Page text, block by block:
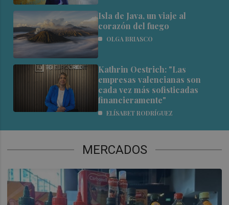
Isla de Java, un viaje al
corazón del fuego
OLGA BRIASCO
Kathrin Oestrich: "Las
empresas valencianas son
cada vez más sofisticadas
financieramente"
ELÍSABET RODRÍGUEZ
MERCADOS